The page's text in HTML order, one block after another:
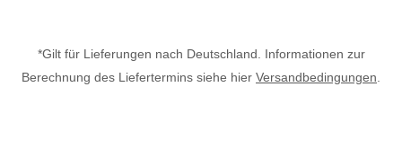
*Gilt für Lieferungen nach Deutschland. Informationen zur
Berechnung des Liefertermins siehe hier Versandbedingungen